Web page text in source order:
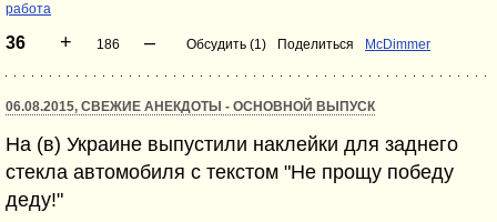
работа
36 + 186 – Обсудить (1) Поделиться McDimmer
06.08.2015, СВЕЖИЕ АНЕКДОТЫ - ОСНОВНОЙ ВЫПУСК
На (в) Украине выпустили наклейки для заднего
стекла автомобиля с текстом "Не прощу победу
деду!"